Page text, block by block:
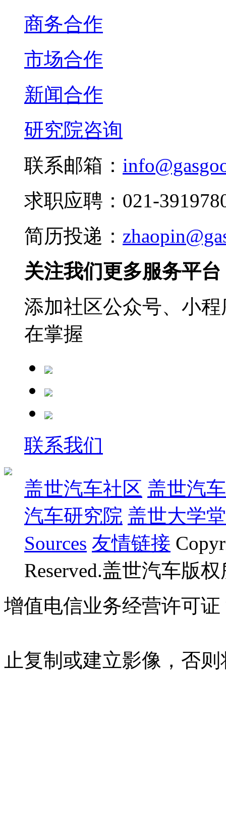
商务合作
市场合作
新闻合作
研究院咨询
联系邮箱：
求职应聘：021-
简历投递：
关注我们更多服务平台
添加社区公众号、小
在掌握
联系我们
盖世汽车社区 盖世汽
汽车研究院 盖世大学堂
Sources 友情链接
Reserved.盖世汽车版
增值电信业务经营许可证
止复制或建立影像，否